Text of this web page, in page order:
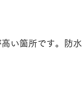
い箇所です。防水